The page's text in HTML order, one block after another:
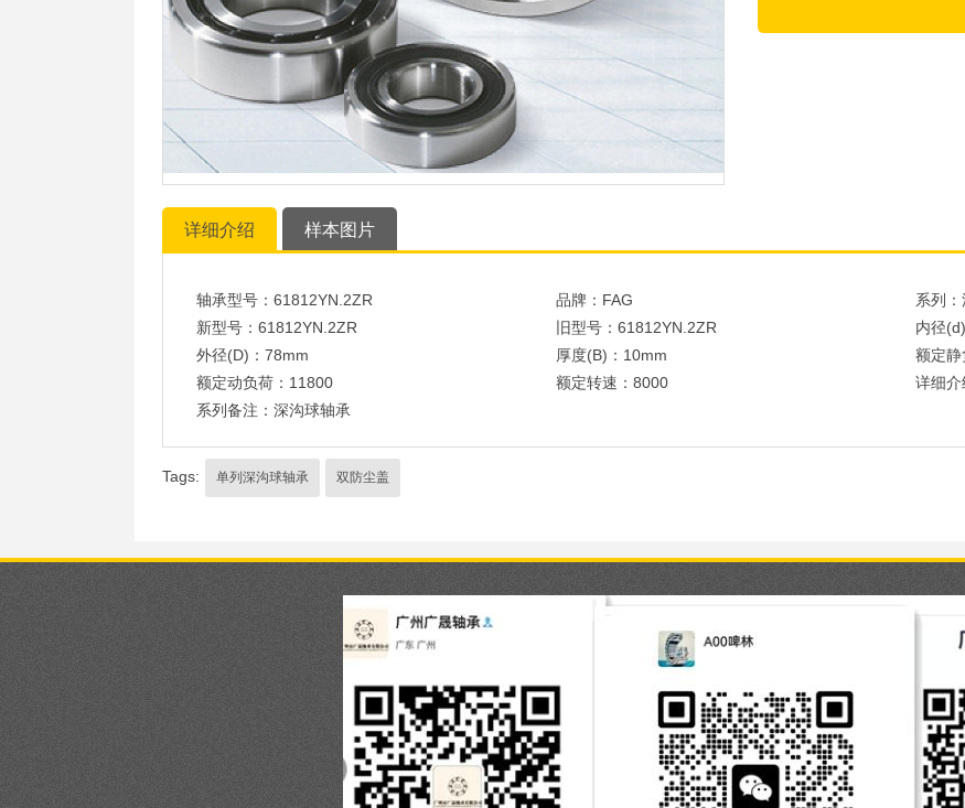
详细介绍 样本图片
轴承型号：61812YN.2ZR 品牌：FAG
系列
新型号：61812YN.2ZR
旧型号：61812YN.2ZR
内径
外径(D)：78mm
厚度(B)：10mm
额定
额定动负荷：11800
额定转速：8000
详细
系列备注：深沟球轴承
Tags: 单列深沟球轴承 双防尘盖